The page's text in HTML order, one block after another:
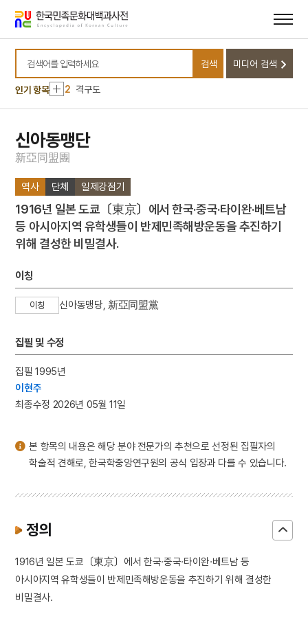
바로가기
바로가기
검색어를 입력하세요
검색 미디어 검색
인기 항목
10 금동 보살 입상
1 상해대한인거류민단
2 격구도
3 구절초
4
산수화
5
삼베
7
상해대한교민단
8
개신교
9
국가보위비상대책위원회
5 삼베
6
7
상해대한교민단
9
국가보위비상대책위원회
10 금동 보살 입상
신아동맹단
新亞同 盟團
역사 단체 일제강점기
1916년 일본 도쿄〔東京〕에서 한국·중국·타이완·베트남
등 아시아지역 유학생들이 반제민족해방운동을 추진하기
위해 결성한 비밀결사.
이칭
이칭 신아동맹당, 新亞同盟黨
집필 및 수정
집필 1995년
이현주
최종수정 2026년 05월 11일
본 항목의 내용은 해당 분야 전문가의 추천으로 선정된 집필자의
학술적 견해로, 한국학중앙연구원의 공식 입장과 다를 수 있습니다.
정의
1916년 일본 도쿄〔東京〕에서 한국·중국·타이완·베트남 등
아시아지역 유학생들이 반제민족해방운동을 추진하기 위해 결성한
비밀결사.